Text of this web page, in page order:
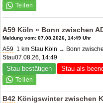
A59 Köln » Bonn zwischen
Meldung vom: 07.08.2026, 14:49 Uhr
A59 1 km Stau Köln → Bonn
Stau07.08.26, 14:49
Stau bestätigen Stau als
B42 Königswinter zwischen